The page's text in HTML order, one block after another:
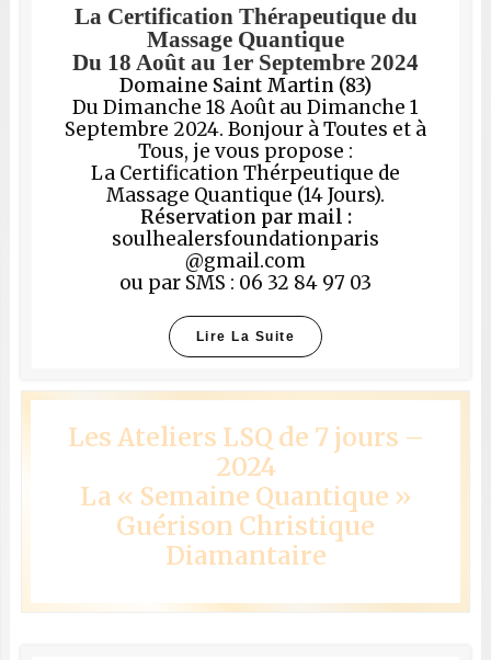
La Certification Thérapeutique du
Massage Quantique
Du 18 Août au 1er Septembre 2024
Domaine Saint Martin (83)
Du Dimanche 18 Août au Dimanche 1
Septembre 2024. Bonjour à Toutes et à
Tous, je vous propose :
La Certification Thérpeutique de
Massage Quantique (14 Jours).
Réservation par mail :
soulhealersfoundationparis
@gmail.com
ou par SMS : 06 32 84 97 03
Lire La Suite
Les Ateliers LSQ de 7 jours –
2024
La « Semaine Quantique »
Guérison Christique
Diamantaire